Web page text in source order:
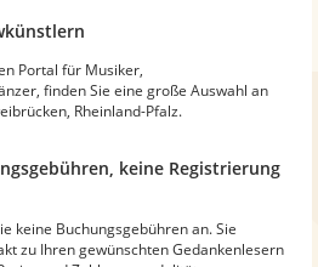
Portal für Musiker,
finden Sie eine große Auswahl an
Rheinland-Pfalz.
keine Registrierung
keine Buchungsgebühren an. Sie
zu Ihren gewünschten Gedankenlesern